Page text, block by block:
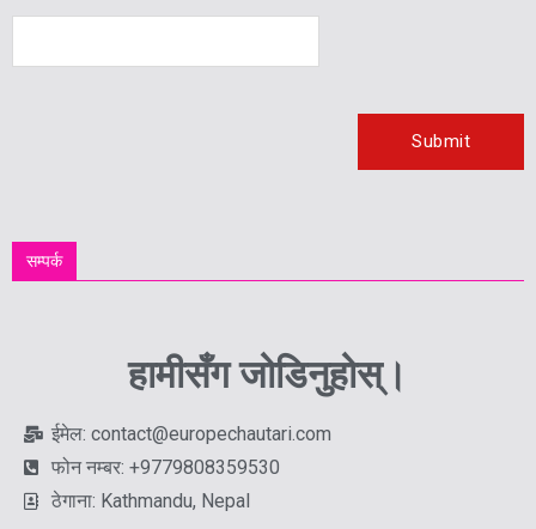
सम्पर्क
हामीसँग जोडिनुहोस्।
ईमेल: contact@europechautari.com
फोन नम्बर: +9779808359530
ठेगाना: Kathmandu, Nepal